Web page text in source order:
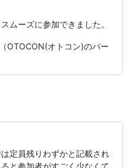
ムーズに参加できました。
OTOCON(オトコン)のパー
定員残りわずかと記載され